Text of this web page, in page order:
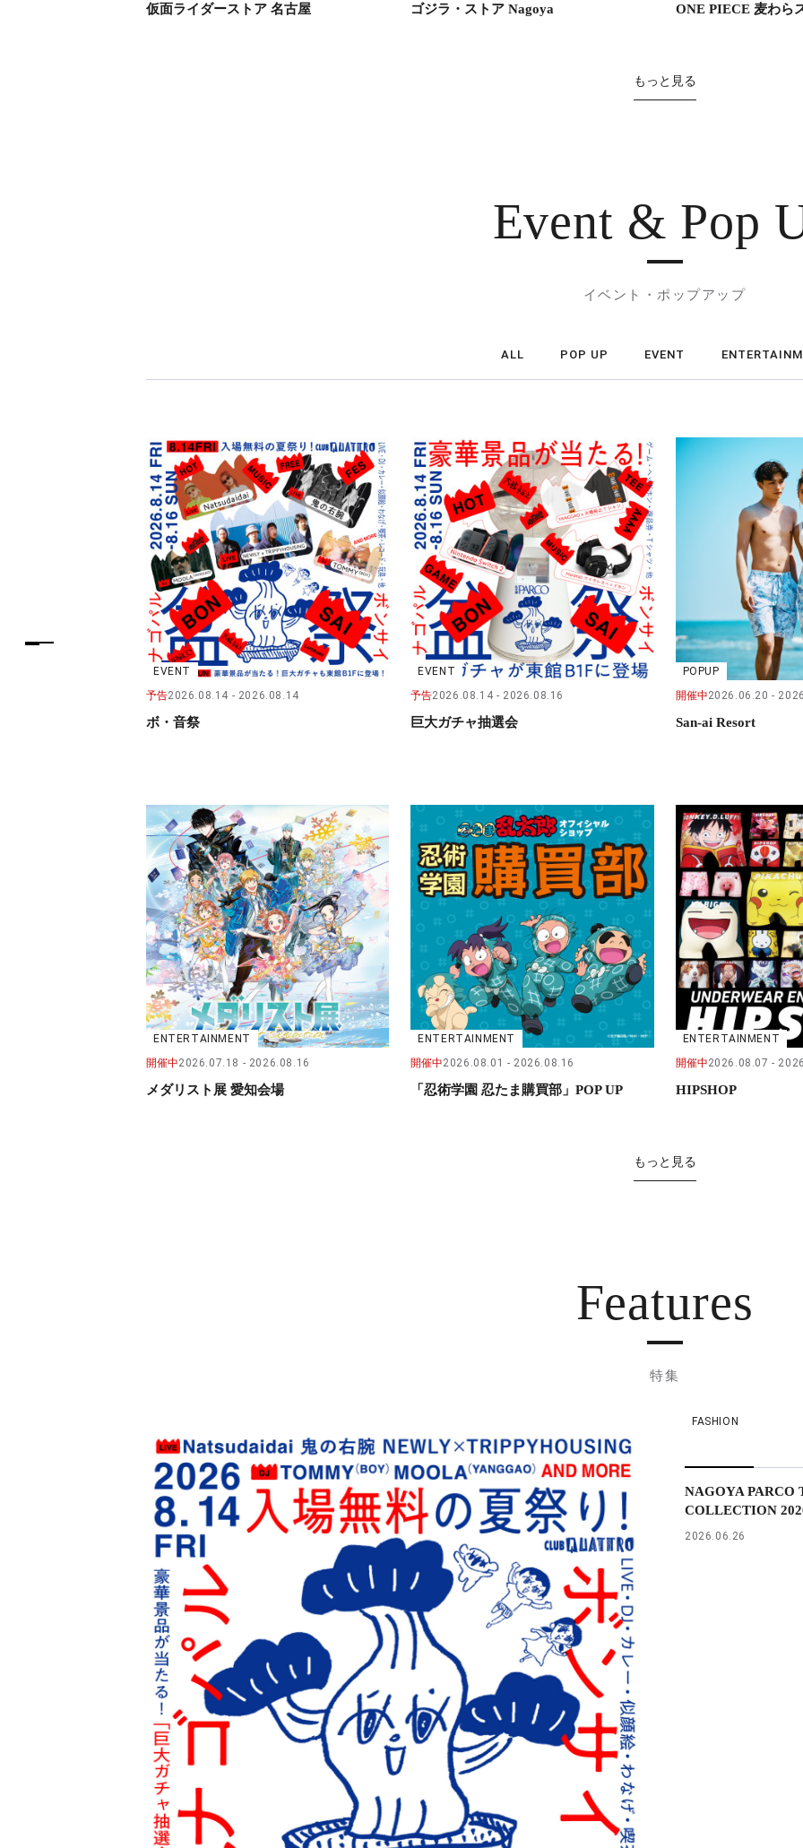
仮面ライダーストア 名古屋 ゴジラ・ストア Nagoya ONE PIECE 麦わら
もっと見る
Event & Pop
イベント・ポップアップ
ALL POP UP EVENT
EVENT
予告2026.08.14 2026.08.14
ボ・音祭
EVENT
予告2026.08.14 2026.08.16
巨大ガチャ抽選会
POPUP
開催中2026.06.20
San-ai Resort
ENTERTAINMENT
開催中2026.07.18 2026.08.16
メダリスト展 愛知会場
ENTERTAINMENT
開催中2026.08.01 2026.08.16
「忍術学園 忍たま購買部」POP UP
ENTERTAINMENT
開催中2026.08.07
HIPSHOP
もっと見る
Features
特集
FASHION
NAGOYA PARCO
COLLECTION
2026.06.26